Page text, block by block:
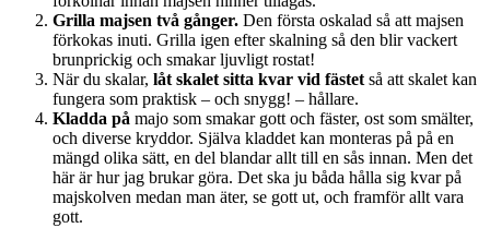
Grilla majsen två gånger. Den första oskalad så att majsen
förkokas inuti. Grilla igen efter skalning så den blir vackert
brunprickig och smakar ljuvligt rostat!
När du skalar, låt skalet sitta kvar vid fästet så att skalet kan
fungera som praktisk – och snygg! – hållare.
Kladda på majo som smakar gott och fäster, ost som smälter,
och diverse kryddor. Själva kladdet kan monteras på på en
mängd olika sätt, en del blandar allt till en sås innan. Men det
här är hur jag brukar göra. Det ska ju båda hålla sig kvar på
majskolven medan man äter, se gott ut, och framför allt vara
gott.